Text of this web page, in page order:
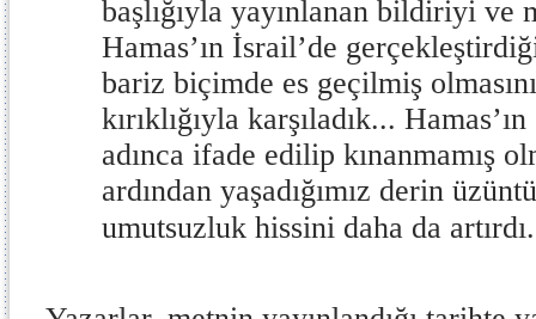
başlığıyla yayınlanan bildiriyi ve
Hamas’ın İsrail’de
bariz biçimde es geçilmiş
kırıklığıyla karşıladık...
adınca ifade edilip kınanmamış
ardından yaşadığımız derin
umutsuzluk hissini daha da artırdı.